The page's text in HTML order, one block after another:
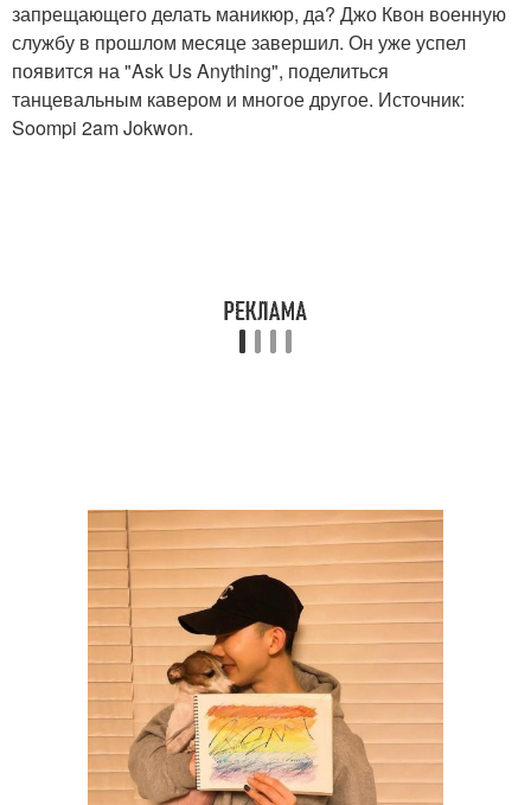
запрещающего делать маникюр, да? Джо Квон военную
службу в прошлом месяце завершил. Он уже успел
появится на "Ask Us Anything", поделиться
танцевальным кавером и многое другое. Источник:
Soompi 2am Jokwon.